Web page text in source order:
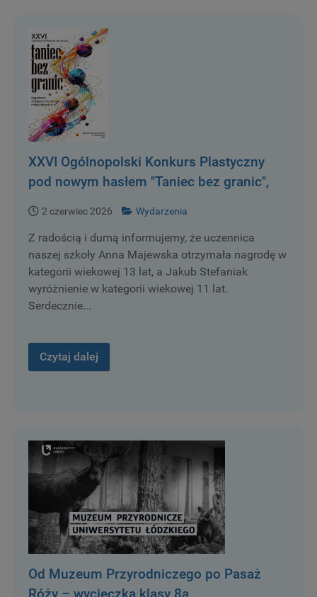
XXVI Ogólnopolski Konkurs Plastyczny
pod nowym hasłem "Taniec bez granic",
2 czerwiec 2026 Wydarzenia
Z radością i dumą informujemy, że uczennica
naszej szkoły Anna Majewska otrzymała nagrodę w
kategorii wiekowej 13 lat, a Jakub Stefaniak
wyróżnienie w kategorii wiekowej 11 lat.
Serdecznie...
Czytaj dalej
Od Muzeum Przyrodniczego po Pasaż
Róży – wycieczka klasy 8a